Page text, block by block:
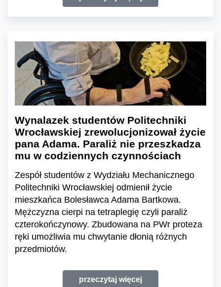
Wynalazek studentów Politechniki
Wrocławskiej zrewolucjonizował życie
pana Adama. Paraliż nie przeszkadza
mu w codziennych czynnościach
Zespół studentów z Wydziału Mechanicznego
Politechniki Wrocławskiej odmienił życie
mieszkańca Bolesławca Adama Bartkowa.
Mężczyzna cierpi na tetraplegię czyli paraliż
czterokończynowy. Zbudowana na PWr proteza
ręki umożliwia mu chwytanie dłonią różnych
przedmiotów.
przeczytaj więcej